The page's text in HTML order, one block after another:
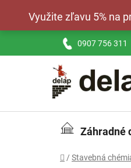
obsah
Využite zľavu 5% na
0907 756 311
Záhradné
Domov
/ Stavebná